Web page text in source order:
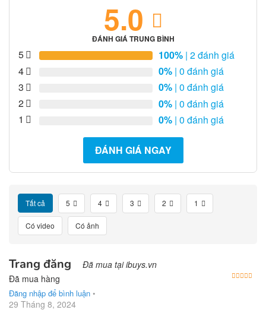
5.0
ĐÁNH GIÁ TRUNG BÌNH
5 100% | 2 đánh giá
4
0% | 0 đánh giá
3
0% | 0 đánh giá
2
0% | 0 đánh giá
1
0% | 0 đánh giá
ĐÁNH GIÁ NGAY
Tất cả 5 4 3 2 1
Có video Có ảnh
Trang đăng Đã mua tại ibuys.vn
Đã mua hàng
Đăng nhập để bình luận •
29 Tháng 8, 2024